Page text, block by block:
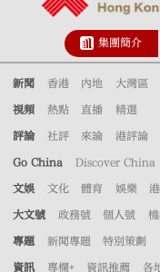
集團簡介
新聞 香港 內地 大灣區
視頻 熱點 直播 精選
評論 社評 來論 港評論
Go China Discover China
文娛 文化 體育 娛樂
大文號 政務號 個人號
專題 新聞專題 特別策劃
資訊 專欄+ 資訊推薦 各